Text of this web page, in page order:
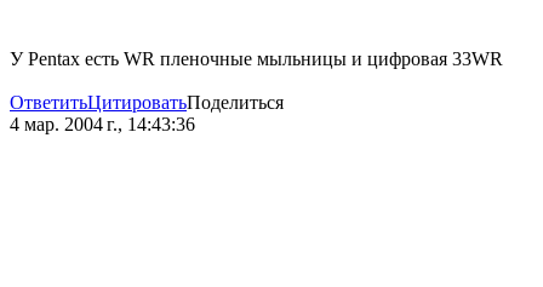
У Pentax есть WR пленочные мыльницы и цифровая 33WR
ОтветитьЦитироватьПоделиться
4 мар. 2004 г., 14:43:36